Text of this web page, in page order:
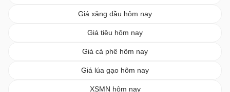
Giá xăng dầu hôm nay
Giá tiêu hôm nay
Giá cà phê hôm nay
Giá lúa gạo hôm nay
XSMN hôm nay